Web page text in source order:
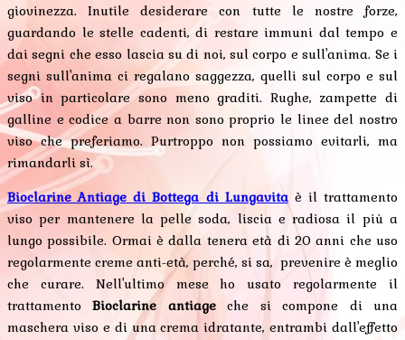
giovinezza. Inutile desiderare con tutte le nostre forze,
guardando le stelle cadenti, di restare immuni dal tempo e
dai segni che esso lascia su di noi, sul corpo e sull'anima. Se i
segni sull'anima ci regalano saggezza, quelli sul corpo e sul
viso in particolare sono meno graditi. Rughe, zampette di
galline e codice a barre non sono proprio le linee del nostro
viso che preferiamo. Purtroppo non possiamo evitarli, ma
rimandarli sì.
Bioclarine Antiage di Bottega di Lungavitaè il trattamento
viso per mantenere la pelle soda, liscia e radiosa il più a
lungo possibile. Ormai è dalla tenera età di 20 anni che uso
regolarmente creme anti-età, perché, si sa, prevenire è meglio
che curare. Nell'ultimo mese ho usato regolarmente il
trattamentoBioclarine antiageche si compone di una
maschera viso e di una crema idratante, entrambi dall'effetto